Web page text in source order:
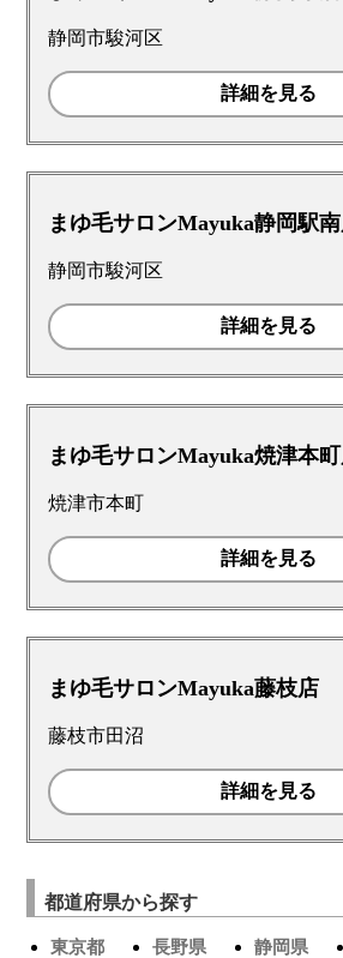
静岡市駿河区
詳細を見る
まゆ毛サロンMayuka静岡駅
静岡市駿河区
詳細を見る
まゆ毛サロンMayuka焼津本
焼津市本町
詳細を見る
まゆ毛サロンMayuka藤枝店
藤枝市田沼
詳細を見る
都道府県から探す
東京都 長野県 静岡県